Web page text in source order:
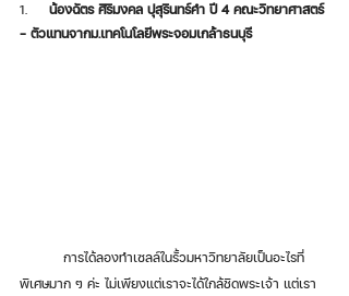
1.
น้องฉัตร ศิริมงคล ปุ​สุรินทร์คำ ปี 4 ​คณะวิทยาศาสตร์
– ตัวแทนจากม.เทคโนโลยี​พระ​จอมเกล้า​ธนบุรี​
พิเศษมาก ๆ ค่ะ ไม่เพียงแต่เราจะได้ใกล้ชิดพระเจ้า แต่เรา